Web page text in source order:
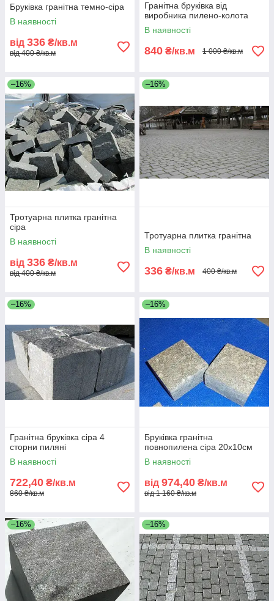
Бруківка гранітна темно-сіра
В наявності
від 336 ₴/кв.м
від 400 ₴/кв.м
Гранітна бруківка від
виробника пилено-колота
В наявності
840 ₴/кв.м 1 000 ₴/кв.м
–16%
Тротуарна плитка гранітна
сіра
В наявності
від 336 ₴/кв.м
від 400 ₴/кв.м
–16%
Тротуарна плитка гранітна
В наявності
336 ₴/кв.м 400 ₴/кв.м
–16%
Гранітна бруківка сіра 4
сторни пиляні
В наявності
722,40 ₴/кв.м
860 ₴/кв.м
–16%
Бруківка гранітна
повнопилена сіра 20х10см
В наявності
від 974,40 ₴/кв.м
від 1 160 ₴/кв.м
–16% –16%